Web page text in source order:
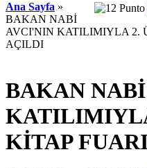
Ana Sayfa »
BAKAN NABİ
AVCI'NIN KATILIMIYLA 2.
AÇILDI
BAKAN
KİTAP